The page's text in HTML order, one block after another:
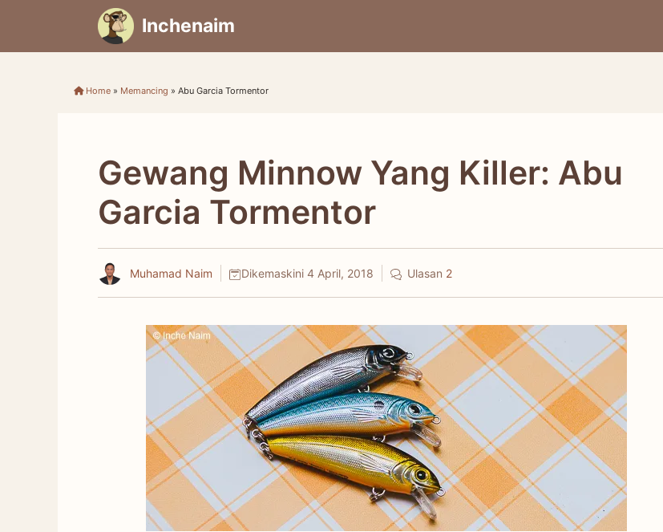
content
Inchenaim
Home » Memancing » Abu Garcia Tormentor
Gewang Minnow Yang Killer: Abu
Garcia Tormentor
Muhamad Naim Dikemaskini4 April, 2018 Ulasan 2